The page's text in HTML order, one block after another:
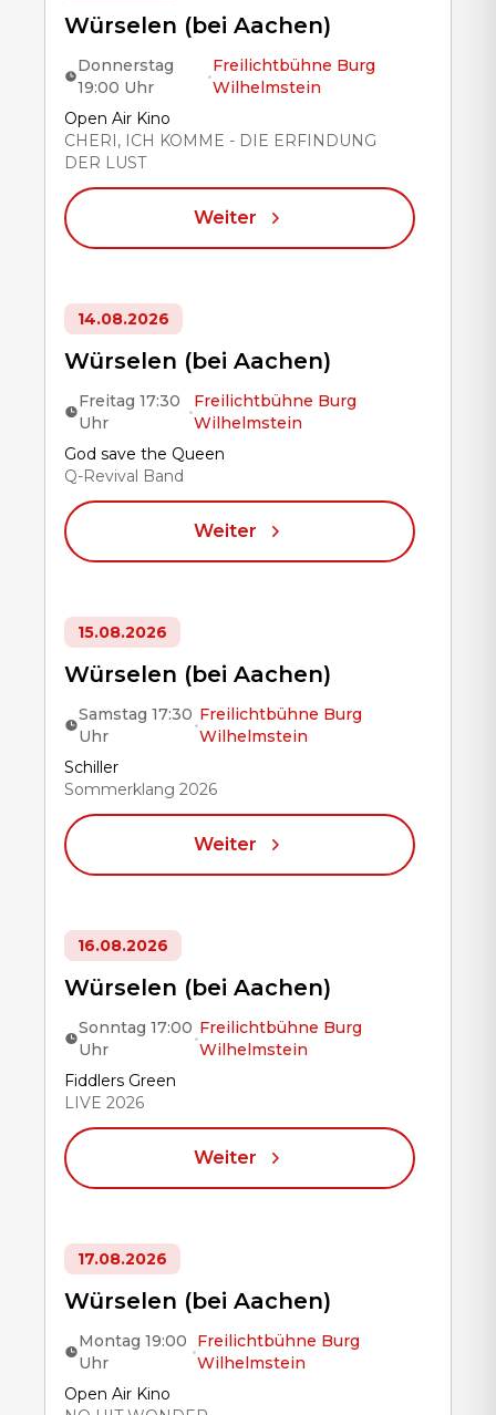
Würselen (bei Aachen)
Donnerstag
19:00 Uhr
•
Freilichtbühne Burg
Wilhelmstein
Title
Open Air Kino
CHERI, ICH KOMME - DIE ERFINDUNG
DER LUST
Weiter
14.08.2026
Würselen (bei Aachen)
Freitag 17:30
Uhr
•
Freilichtbühne Burg
Wilhelmstein
Title
God save the Queen
Q-Revival Band
Weiter
15.08.2026
Würselen (bei Aachen)
Samstag 17:30
Uhr
•
Freilichtbühne Burg
Wilhelmstein
Title
Schiller
Sommerklang 2026
Weiter
16.08.2026
Würselen (bei Aachen)
Sonntag 17:00
Uhr
•
Freilichtbühne Burg
Wilhelmstein
Title
Fiddlers Green
LIVE 2026
Weiter
17.08.2026
Würselen (bei Aachen)
Montag 19:00
Uhr
•
Freilichtbühne Burg
Wilhelmstein
Title
Open Air Kino